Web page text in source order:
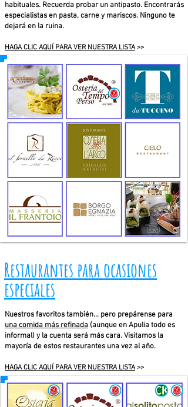
habituales. Recuerda probar un antipasto. Encontrarás
especialistas en pasta, carne y mariscos. Ninguno te
dejará en la ruina.
HAGA CLIC AQUÍ PARA VER NUESTRA LISTA>>
Restaurantes para ocasiones
especiales
Nuestros favoritos también... pero prepárense para
una comida más refinada (aunque en Apulia todo es
informal) y la cuenta será más cara. Visitamos la
mayoría de estos restaurantes una vez al año.
HAGA CLIC AQUÍ PARA VER NUESTRA LISTA>>